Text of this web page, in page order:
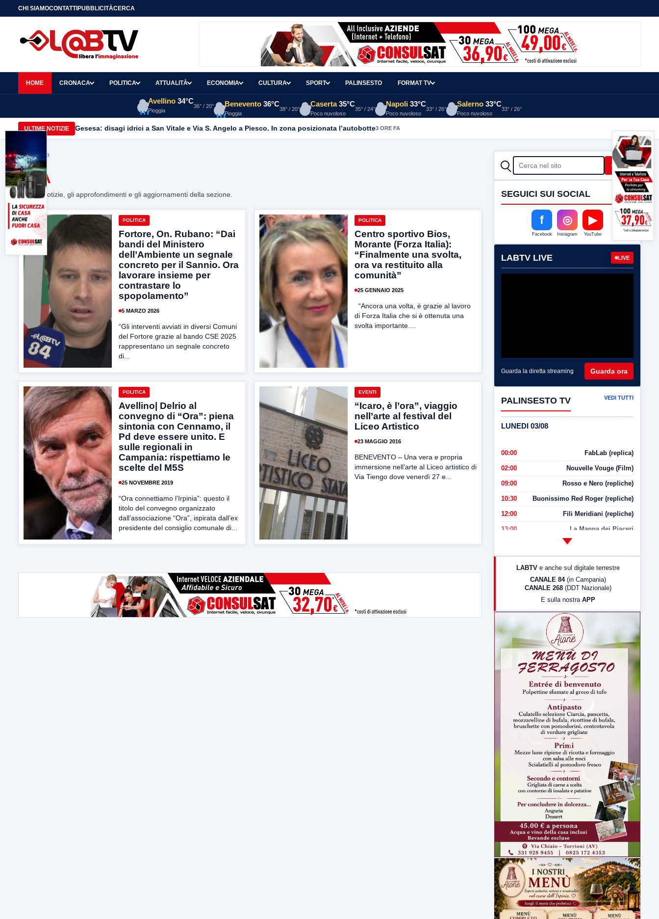
CHI SIAMOCONTATTIPUBBLICITÀCERCA
HOME CRONACA POLITICA ATTUALITÀ ECONOMIA CULTURA SPORT PALINSESTO FORMAT TV
Avellino 34°C
Pioggia
36° / 20° Benevento 36°C
Pioggia
38° / 20°
Caserta 35°C
Poco nuvoloso
35° / 24°
Napoli 33°C
Poco nuvoloso
33° / 26°
Salerno 33°C
Poco nuvoloso
33° / 26°
ULTIME NOTIZIE Gesesa: disagi idrici a San Vitale e Via S. Angelo a Piesco. In zona posizionata l’autobotte3 ORE FA
Home> ora
ORA
Tutte le notizie, gli approfondimenti e gli aggiornamenti della sezione.
POLITICA
Fortore, On. Rubano: “Dai
bandi del Ministero
dell’Ambiente un segnale
concreto per il Sannio. Ora
lavorare insieme per
contrastare lo
spopolamento”
5 MARZO 2026
“Gli interventi avviati in diversi Comuni
del Fortore grazie al bando CSE 2025
rappresentano un segnale concreto
di...
POLITICA
Centro sportivo Bios,
Morante (Forza Italia):
“Finalmente una svolta,
ora va restituito alla
comunità”
25 GENNAIO 2025
“Ancora una volta, è grazie al lavoro
di Forza Italia che si è ottenuta una
svolta importante....
POLITICA
Avellino| Delrio al
convegno di “Ora”: piena
sintonia con Cennamo, il
Pd deve essere unito. E
sulle regionali in
Campania: rispettiamo le
scelte del M5S
25 NOVEMBRE 2019
“Ora connettiamo l’Irpinia”: questo il
titolo del convegno organizzato
dall’associazione “Ora”, ispirata dall’ex
presidente del consiglio comunale di...
EVENTI
“Icaro, è l’ora”, viaggio
nell’arte al festival del
Liceo Artistico
23 MAGGIO 2016
BENEVENTO – Una vera e propria
immersione nell’arte al Liceo artistico di
Via Tiengo dove venerdì 27 e...
CERCA Cerca
SEGUICI SUI SOCIAL
f
Facebook
◎
Instagram
▶
YouTube
LABTV LIVE LIVE
Guarda la diretta streaming Guarda ora
PALINSESTO TV VEDI TUTTI
LUNEDI 03/08
00:00 FabLab (replica)
02:00 Nouvelle Vouge (Film)
09:00 Rosso e Nero (repliche)
10:30 Buonissimo Red Roger (repliche)
12:00 Fili Meridiani (repliche)
13:00 La Mappa dei Piaceri
LabNews (Diretta)
LabNews (replica)
LABTV e anche sul digitale terrestre
CANALE 84 (in Campania)
CANALE 268 (DDT Nazionale)
E sulla nostra APP